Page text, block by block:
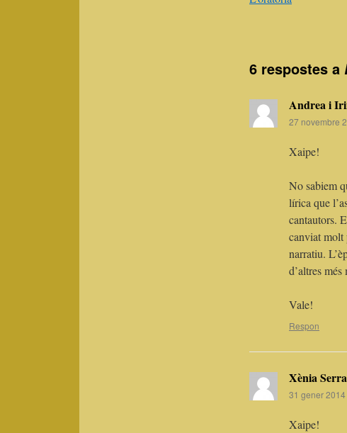
6 respostes a
Andrea i
27 novembre
Xaipe!
No sabiem
lírica que
cantautors.
canviat molt
narratiu.
d’altres
Vale!
Respon
Xènia Serra
31 gener
Xaipe!